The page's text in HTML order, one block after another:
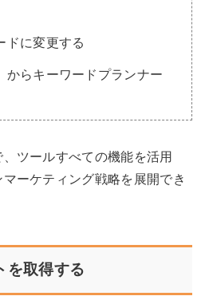
ドに変更する
からキーワードプランナー
ツールすべての機能を活用
ーケティング戦略を展開でき
を取得する